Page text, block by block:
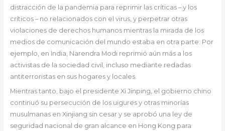
distracción de la pandemia para reprimir las críticas – y los
críticos – no relacionados con el virus, y perpetrar otras
violaciones de derechos humanos mientras la mirada de los
medios de comunicación del mundo estaba en otra parte. Por
ejemplo, en India, Narendra Modi reprimió aún más a los
activistas de la sociedad civil, incluso mediante redadas
antiterroristas en sus hogares y locales.
Mientras tanto, bajo el presidente Xi Jinping, el gobierno chino
continuó su persecución de los uigures y otras minorías
musulmanas en Xinjiang sin cesar y se aprobó una ley de
seguridad nacional de gran alcance en Hong Kong para